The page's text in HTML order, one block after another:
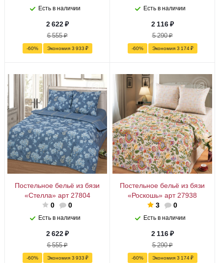
Есть в наличии
2 622₽
6 555₽
-60% Экономия 3 933 ₽
Есть в наличии
2 116₽
5 290₽
-60% Экономия 3 174₽
Постельное бельё из бязи
«Стелла» арт 27804
0
0
Есть в наличии
2 622₽
6 555₽
-60% Экономия 3 933 ₽
Постельное бельё из бязи
«Роскошь» арт 27938
3
0
Есть в наличии
2 116₽
5 290₽
-60% Экономия 3 174₽